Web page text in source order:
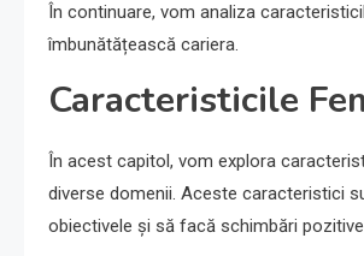
În continuare, vom analiza
îmbunătățească cariera.
Caracteristicile
În acest capitol, vom explora
diverse domenii. Aceste caracteristici
obiectivele și să facă schimbări